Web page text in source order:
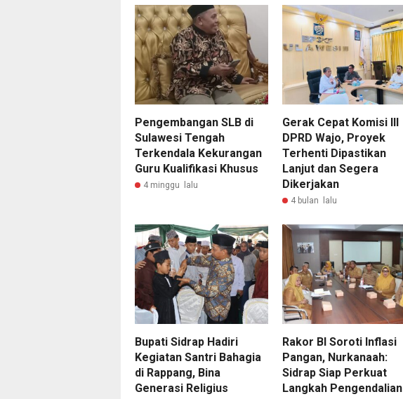
Pengembangan SLB di
Sulawesi Tengah
Terkendala Kekurangan
Guru Kualifikasi Khusus
4 minggu lalu
Gerak Cepat Komisi III
DPRD Wajo, Proyek
Terhenti Dipastikan
Lanjut dan Segera
Dikerjakan
4 bulan lalu
Bupati Sidrap Hadiri
Kegiatan Santri Bahagia
di Rappang, Bina
Generasi Religius
Rakor BI Soroti Inflasi
Pangan, Nurkanaah:
Sidrap Siap Perkuat
Langkah Pengendalian